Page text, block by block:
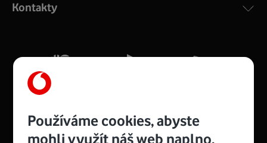
Kontakty
Používáme cookies, abyste
mohli využít náš web naplno.